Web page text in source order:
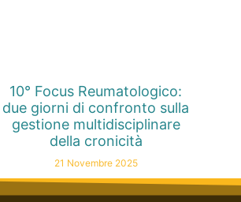
10° Focus Reumatologico:
due giorni di confronto sulla
gestione multidisciplinare
della cronicità
21 Novembre 2025